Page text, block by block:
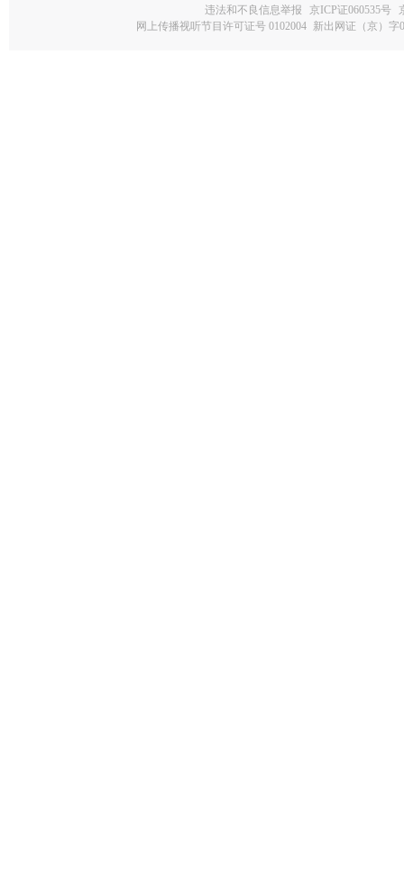
违法和不良信息举报 京ICP证060535号
网上传播视听节目许可证号 0102004 新出网证（京）